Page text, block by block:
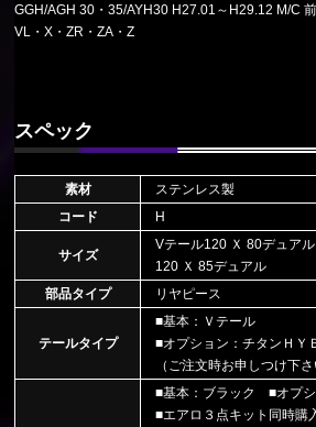
GGH/AGH 30・35/AYH30 H27.01～H29.12 M/C
VL・X・ZR・ZA・Z
スペック
素材
ステンレス製
コード
H
サイズ
Vテール120 Ｘ 80デュア
120 Ｘ 85デュアル
部品タイプ
リヤピース
テールタイプ
■基本：Ｖテール
■オプション：チタンＨＹ
（ご注文時お申しつけ下さ
■基本：ブラック ■オプ
■エアロ３点キット同時購